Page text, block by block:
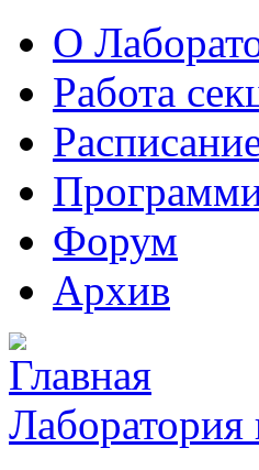
О
Работа
Форум
Архив
Лаборатория